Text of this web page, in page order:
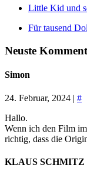
Little Kid und
Für tausend
Neuste
Simon
24. Februar, 2024 | #
Hallo.
Wenn ich den Film
richtig, dass die
KLAUS SCHMITZ